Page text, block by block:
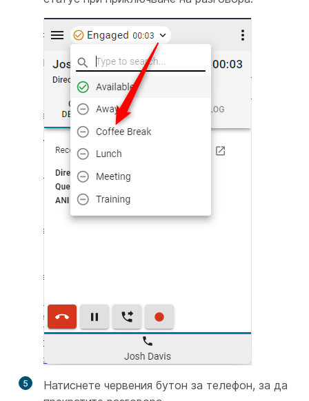
5
Натиснете червения бутон за телефон, за да